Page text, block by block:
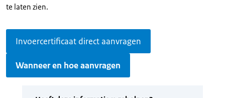
te laten zien.
Invoercertificaat direct aanvragen
Wanneer en hoe aanvragen